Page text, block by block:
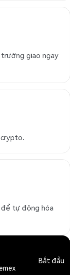
giao ngay
để tự động hóa
Bắt đầu